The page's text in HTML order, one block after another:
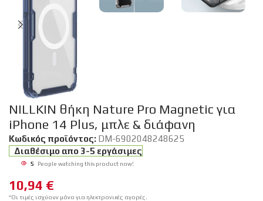
NILLKIN θήκη Nature Pro Magnetic για
iPhone 14 Plus, μπλε & διάφανη
Κωδικός προϊόντος: DM-6902048248625
Διαθέσιμο απο 3-5 εργάσιμες
5 People watching this product now!
10,94 €
*Οι τιμές ισχύουν μόνο για ηλεκτρονικές αγορές.